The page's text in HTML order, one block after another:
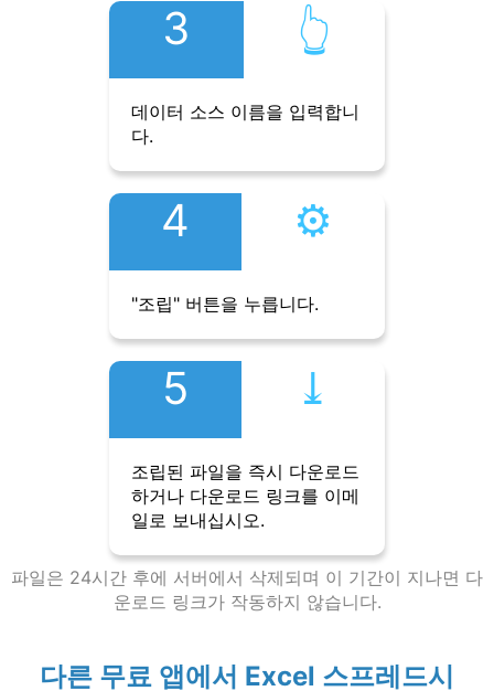
3 👆︎
데이터 소스 이름을 입력합니
다.
4 ⚙︎
"조립" 버튼을 누릅니다.
5 ⤓︎
조립된 파일을 즉시 다운로드
하거나 다운로드 링크를 이메
일로 보내십시오.
파일은 24시간 후에 서버에서 삭제되며 이 기간이 지나면 다
운로드 링크가 작동하지 않습니다.
다른 무료 앱에서 Excel 스프레드시